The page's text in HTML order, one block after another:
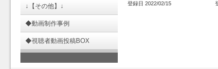
↓【その他】↓
◆動画制作事例
◆視聴者動画投稿BOX
登録日 2022/02/15